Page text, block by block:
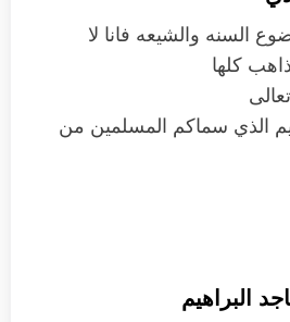
السنه والشيعه فانا لا
كلها
الذي سماكم المسلمين من
البراهيم